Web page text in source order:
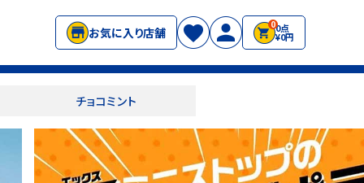
お気に入り店舗
00点
¥0円
チョコミント